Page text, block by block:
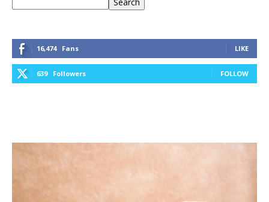
16,474 Fans LIKE
639 Followers FOLLOW